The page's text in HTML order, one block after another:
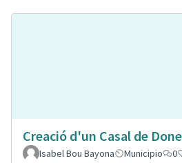
Creació d'un Casal de
Isabel Bou Bayona
Municipio 0